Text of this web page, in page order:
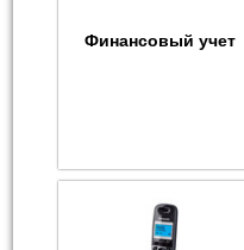
Финансовый учет